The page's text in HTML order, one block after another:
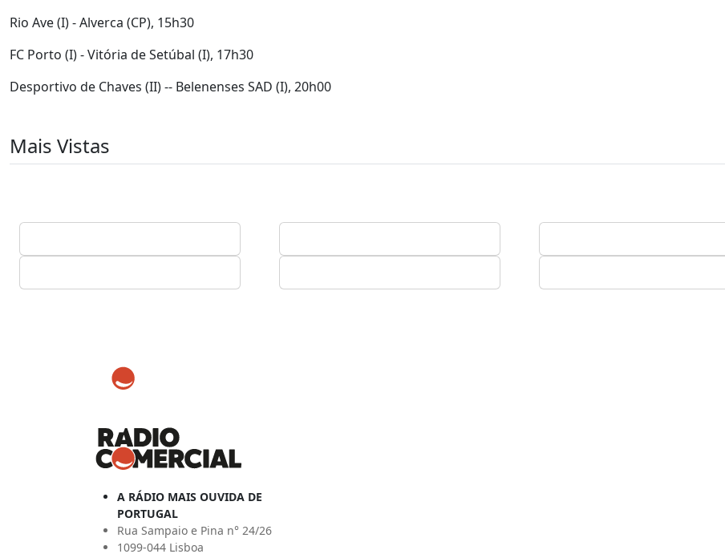
Rio Ave (I) - Alverca (CP), 15h30
FC Porto (I) - Vitória de Setúbal (I), 17h30
Desportivo de Chaves (II) -- Belenenses SAD (I), 20h00
Mais Vistas
A RÁDIO MAIS OUVIDA DE
PORTUGAL
Rua Sampaio e Pina n° 24/26
1099-044 Lisboa